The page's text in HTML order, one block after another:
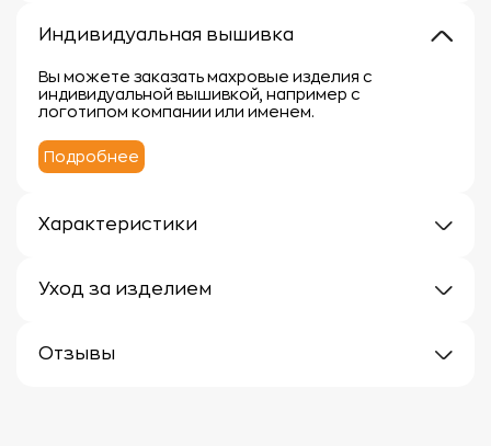
Индивидуальная вышивка
Вы можете заказать махровые изделия с
индивидуальной вышивкой, например с
логотипом компании или именем.
Подробнее
Характеристики
Уход за изделием
чтобы сохранить их мягкость, впитывающие
Отзывы